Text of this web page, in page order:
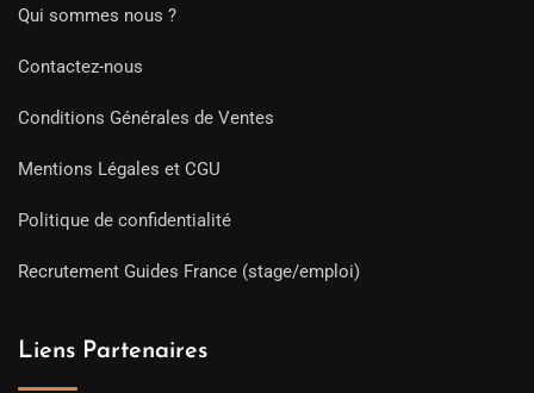
Qui sommes nous ?
Contactez-nous
Conditions Générales de Ventes
Mentions Légales et CGU
Politique de confidentialité
Recrutement Guides France (stage/emploi)
Liens Partenaires